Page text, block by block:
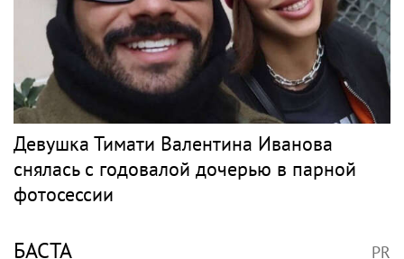
Девушка Тимати Валентина Иванова
снялась с годовалой дочерью в парной
фотосессии
БАСТА PR